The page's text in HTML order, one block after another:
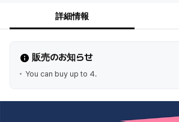
詳細情報
販売のお知らせ
You can buy up to 4.